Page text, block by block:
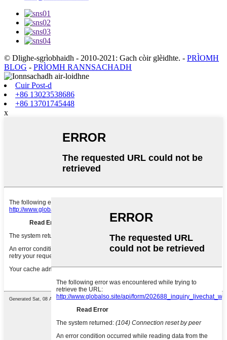
© Dlighe-sgrìobhaidh - 2010-2021: Gach còir glèidhte. - PRÌOMH
BLOG - PRÌOMH RANNSACHADH
Cuir Post-d
+86 13023538686
+86 13701745448
x